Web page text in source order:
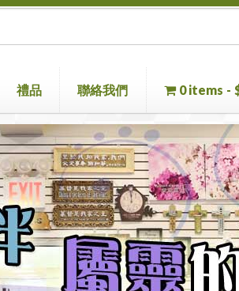
禮品 聯絡我們 0 items
聯絡我們